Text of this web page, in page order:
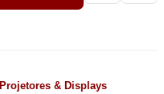
Projetores & Displays